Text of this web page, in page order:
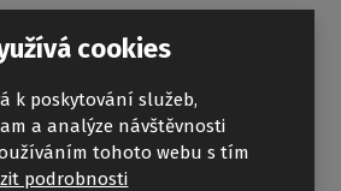
cookies
k poskytování služeb,
a analýze návštěvnosti
tohoto webu s tím
podrobnosti